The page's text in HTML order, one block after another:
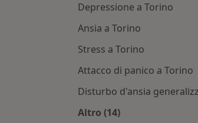
Depressione a Torino
Ansia a Torino
Stress a Torino
Attacco di panico a Torino
Disturbo d'ansia
Altro (14)